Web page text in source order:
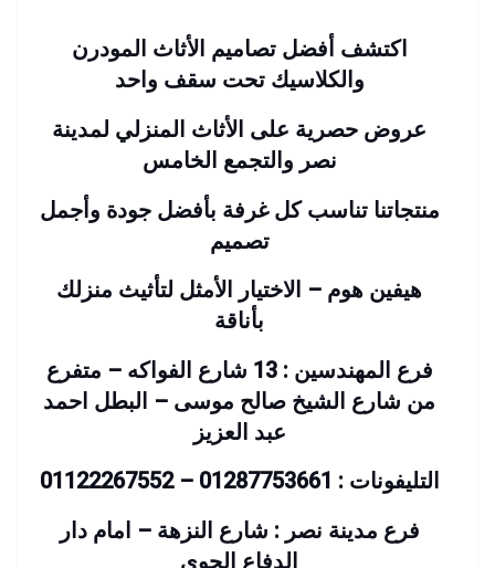
اكتشف أفضل تصاميم الأثاث المودرن
والكلاسيك تحت سقف واحد
عروض حصرية على الأثاث المنزلي لمدينة
نصر والتجمع الخامس
منتجاتنا تناسب كل غرفة بأفضل جودة وأجمل
تصميم
هيفين هوم – الاختيار الأمثل لتأثيث منزلك
بأناقة
فرع المهندسين : 13 شارع الفواكه – متفرع
من شارع الشيخ صالح موسى – البطل احمد
عبد العزيز
التليفونات : 01287753661 – 01122267552
فرع مدينة نصر : شارع النزهة – امام دار
الدفاع الجوى